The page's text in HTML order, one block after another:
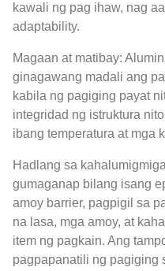
kawali ng pag ihaw, nag
adaptability.
Magaan at matibay:
ginagawang madali ang
kabila ng pagiging payat
integridad ng istruktura
ibang temperatura at mga
Hadlang sa
gumaganap bilang isang
amoy barrier, pagpigil sa
na lasa, mga amoy, at
item ng pagkain. Ang
pagpapanatili ng pagiging